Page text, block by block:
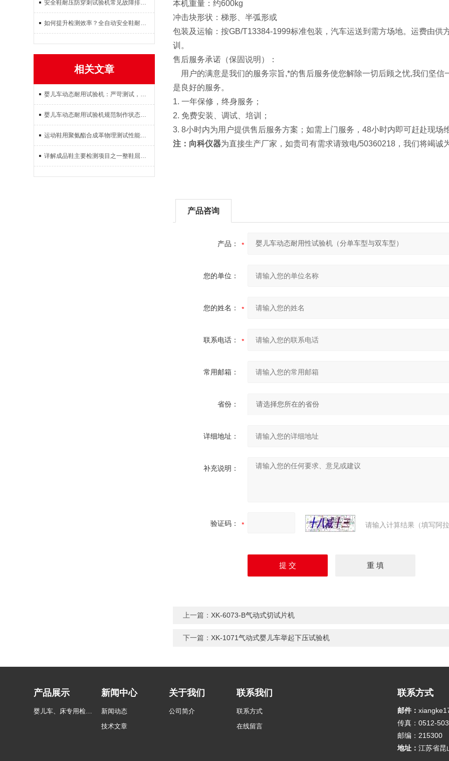
安全鞋耐压防穿刺试验机常见故障排查：压力不稳、数据不准解决方案
如何提升检测效率？全自动安全鞋耐压防穿刺试验机使用体验与效果
相关文章
婴儿车动态耐用试验机：严苛测试，确保品质无忧
婴儿车动态耐用试验机规范制作状态功能
运动鞋用聚氨酯合成革物理测试性能指标
详解成品鞋主要检测项目之一整鞋屈挠测试
本机重量：约600kg
冲击块形状：梯形、半弧形或
包装及运输：按GB/T13384-1999标准包装，汽车运送到需方场地。运费由
训。
售后服务承诺（保固说明）：
用户的满意是我们的服务宗旨,*的售后服务使您解除一切后顾之忧,我们坚信
是良好的服务。
1. 一年保修，终身服务；
2. 免费安装、调试、培训；
3. 8小时内为用户提供售后服务方案；如需上门服务，48小时内即可赶赴现场
注：向科仪器为直接生产厂家，如贵司有需求请致电/50360218，我们将竭诚
产品咨询
产品：
您的单位：
您的姓名：
联系电话：
常用邮箱：
省份：
详细地址：
补充说明：
验证码： 请输入计算结果（填写阿
上一篇： XK-6073-B气动式切试片机
下一篇： XK-1071气动式婴儿车举起下压试验机
产品展示
婴儿车、床专用检测设备
新闻中心
新闻动态
技术文章
关于我们
公司简介
联系我们
联系方式
在线留言
联系方式
邮件：
传真：0512-
邮编：215300
地址： 江苏省昆